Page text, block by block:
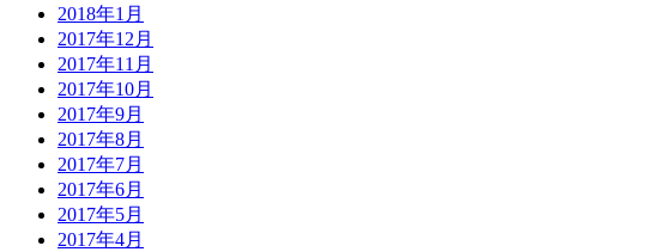
2018年1月
2017年12月
2017年11月
2017年10月
2017年9月
2017年8月
2017年7月
2017年6月
2017年5月
2017年4月